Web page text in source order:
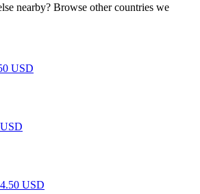
nearby? Browse other countries we
USD
USD
4.50 USD